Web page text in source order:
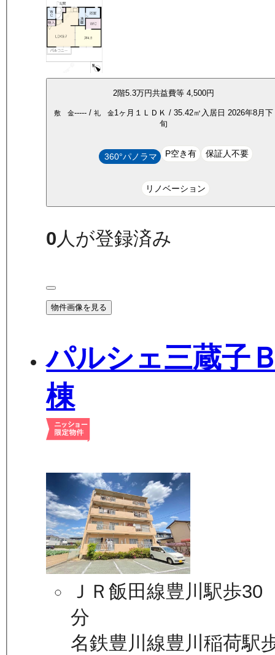
2階5.3万円共益費等 4,500円
敷 金-----/ 礼 金1ヶ月 １ＬＤＫ / 35.42㎡ 入居日 2026年8月下
旬
360°パノラマ P空き有 保証人不要
リノベーション
0 人が登録済み
物件画像を見る
パルシェ三蔵子
棟
ＪＲ飯田線豊川駅歩30
分
名鉄豊川線豊川稲荷駅